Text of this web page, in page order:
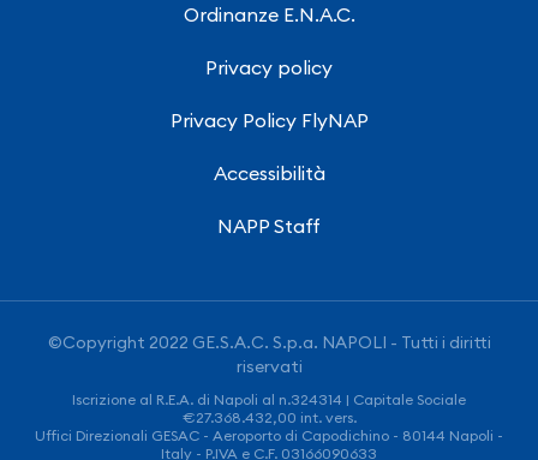
Ordinanze E.N.A.C.
Privacy policy
Privacy Policy FlyNAP
Accessibilità
NAPP Staff
©Copyright 2022 GE.S.A.C. S.p.a. NAPOLI - Tutti i diritti
riservati
Iscrizione al R.E.A. di Napoli al n.324314 | Capitale Sociale
€27.368.432,00 int. vers.
Uffici Direzionali GESAC - Aeroporto di Capodichino - 80144 Napoli -
Italy - P.IVA e C.F. 03166090633